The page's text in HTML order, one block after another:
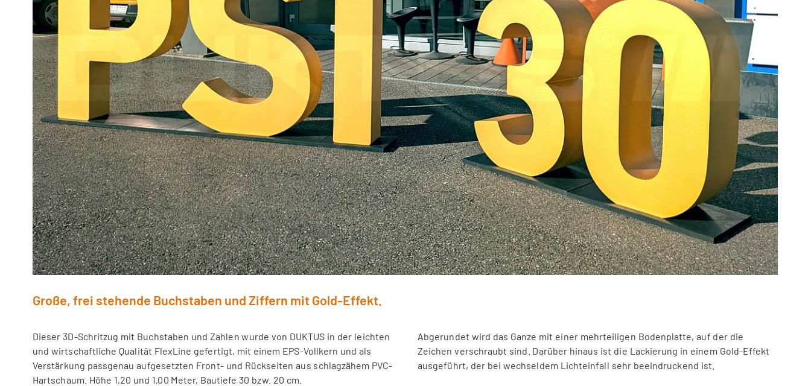
Große, frei stehende Buchstaben und Ziffern mit Gold-Effekt.
Dieser 3D-Schritzug mit Buchstaben und Zahlen wurde von DUKTUS in der leichten
und wirtschaftliche Qualität FlexLine gefertigt, mit einem EPS-Vollkern und als
Verstärkung passgenau aufgesetzten Front- und Rückseiten aus schlagzähem PVC-
Hartschaum. Höhe 1,20 und 1,00 Meter, Bautiefe 30 bzw. 20 cm.
Abgerundet wird das Ganze mit einer mehrteiligen Bodenplatte, auf der die
Zeichen verschraubt sind. Darüber hinaus ist die Lackierung in einem Gold-Effekt
ausgeführt, der bei wechseldem Lichteinfall sehr beeindruckend ist.